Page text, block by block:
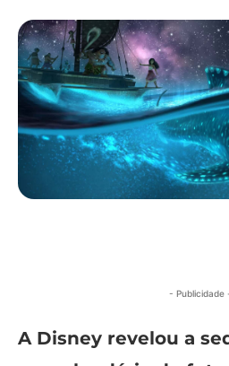
- Publicidade
A Disney revelou a